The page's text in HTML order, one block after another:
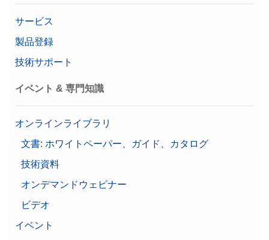
サービス
製品登録
技術サポート
イベント & 専門知識
オンラインライブラリ
文書: ホワイトペーパー、ガイド、カタログ
技術資料
オンデマンドウェビナー
ビデオ
イベント